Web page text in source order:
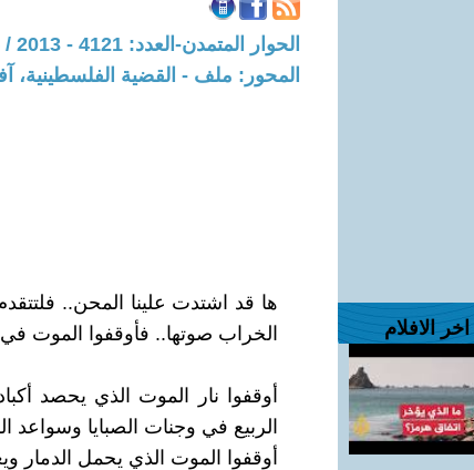
اخر الافلام
الحوار المتمدن-العدد: 4121 - 2013 / 6 / 12 - 22:14
المحور: ملف - القضية الفلسطينية،
ها قد اشتدت علينا المحن..
الخراب صوتها.. فأوقفوا الموت
أوقفوا نار الموت الذي يحصد
الربيع في وجنات الصبايا وسواعد
أوقفوا الموت الذي يحمل الدمار